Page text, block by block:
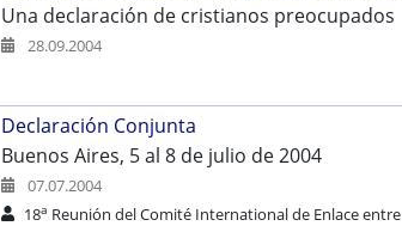
Una declaración de cristianos preocupados
28.09.2004
Declaración Conjunta
Buenos Aires, 5 al 8 de julio de 2004
07.07.2004
18a Reunión del Comité International de Enlace entre